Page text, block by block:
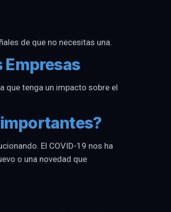
de que no necesitas una.
Empresas
que tenga un impacto sobre el
El COVID-19 nos ha
o una novedad que